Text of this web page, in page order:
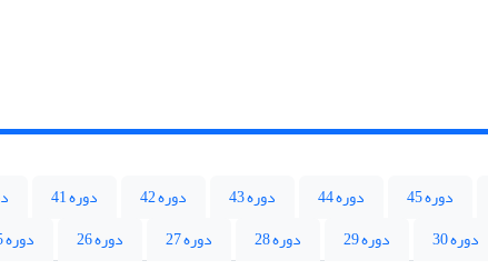
دوره 45 دوره 44 دوره 43 دوره 42 دوره 41
دوره 30 دوره 29 دوره 28 دوره 27 دوره 26 دوره 25